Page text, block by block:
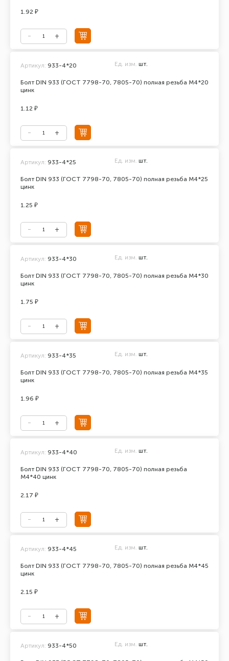
1.92 ₽
Болт DIN 933 (ГОСТ 7798-70, 7805-70) полная резьба М4*20
цинк
Артикул: 933-4*20 Ед. изм. шт.
1.12 ₽
Болт DIN 933 (ГОСТ 7798-70, 7805-70) полная резьба М4*25
цинк
Артикул: 933-4*25 Ед. изм. шт.
1.25 ₽
Болт DIN 933 (ГОСТ 7798-70, 7805-70) полная резьба М4*30
цинк
Артикул: 933-4*30 Ед. изм. шт.
1.75 ₽
Болт DIN 933 (ГОСТ 7798-70, 7805-70) полная резьба М4*35
цинк
Артикул: 933-4*35 Ед. изм. шт.
1.96 ₽
Болт DIN 933 (ГОСТ 7798-70, 7805-70) полная резьба
М4*40 цинк
Артикул: 933-4*40 Ед. изм. шт.
2.17 ₽
Болт DIN 933 (ГОСТ 7798-70, 7805-70) полная резьба М4*45
цинк
Артикул: 933-4*45 Ед. изм. шт.
2.15 ₽
Артикул: 933-4*50 Ед. изм. шт.